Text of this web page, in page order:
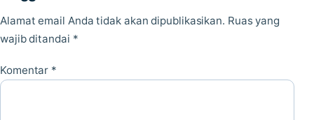
Alamat email Anda tidak akan dipublikasikan. Ruas yang
wajib ditandai *
Komentar *